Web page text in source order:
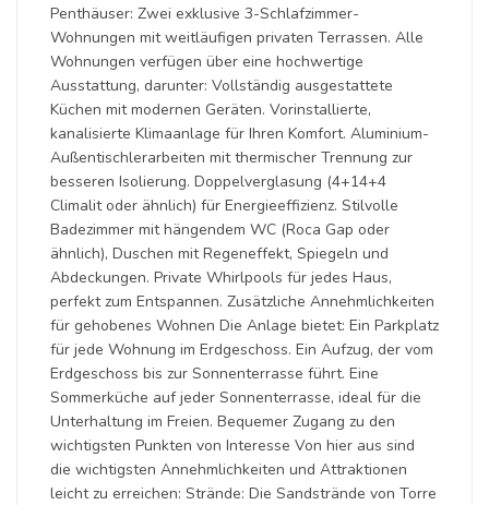
Penthäuser: Zwei exklusive 3-Schlafzimmer-
Wohnungen mit weitläufigen privaten Terrassen. Alle
Wohnungen verfügen über eine hochwertige
Ausstattung, darunter: Vollständig ausgestattete
Küchen mit modernen Geräten. Vorinstallierte,
kanalisierte Klimaanlage für Ihren Komfort. Aluminium-
Außentischlerarbeiten mit thermischer Trennung zur
besseren Isolierung. Doppelverglasung (4+14+4
Climalit oder ähnlich) für Energieeffizienz. Stilvolle
Badezimmer mit hängendem WC (Roca Gap oder
ähnlich), Duschen mit Regeneffekt, Spiegeln und
Abdeckungen. Private Whirlpools für jedes Haus,
perfekt zum Entspannen. Zusätzliche Annehmlichkeiten
für gehobenes Wohnen Die Anlage bietet: Ein Parkplatz
für jede Wohnung im Erdgeschoss. Ein Aufzug, der vom
Erdgeschoss bis zur Sonnenterrasse führt. Eine
Sommerküche auf jeder Sonnenterrasse, ideal für die
Unterhaltung im Freien. Bequemer Zugang zu den
wichtigsten Punkten von Interesse Von hier aus sind
die wichtigsten Annehmlichkeiten und Attraktionen
leicht zu erreichen: Strände: Die Sandstrände von Torre